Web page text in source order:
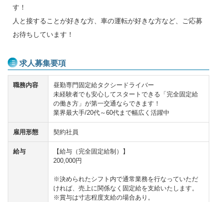
す！
人と接することが好きな方、車の運転が好きな方など、ご応募
お待ちしています！
求人募集要項
職務内容
昼勤専門固定給タクシードライバー
未経験者でも安心してスタートできる「完全固定給
の働き方」が第一交通ならできます！
業界最大手/20代～60代まで幅広く活躍中
雇用形態 契約社員
給与
【給与（完全固定給制）】
200,000円
※決められたシフト内で通常業務を行なっていただ
ければ、売上に関係なく固定給を支給いたします。
※賞与は寸志程度支給の場合あり。